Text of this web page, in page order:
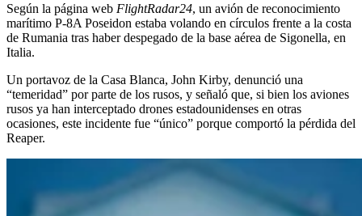
Según la página web FlightRadar24, un avión de reconocimiento
marítimo P-8A Poseidon estaba volando en círculos frente a la costa
de Rumania tras haber despegado de la base aérea de Sigonella, en
Italia.
Un portavoz de la Casa Blanca, John Kirby, denunció una
“temeridad” por parte de los rusos, y señaló que, si bien los aviones
rusos ya han interceptado drones estadounidenses en otras
ocasiones, este incidente fue “único” porque comportó la pérdida del
Reaper.